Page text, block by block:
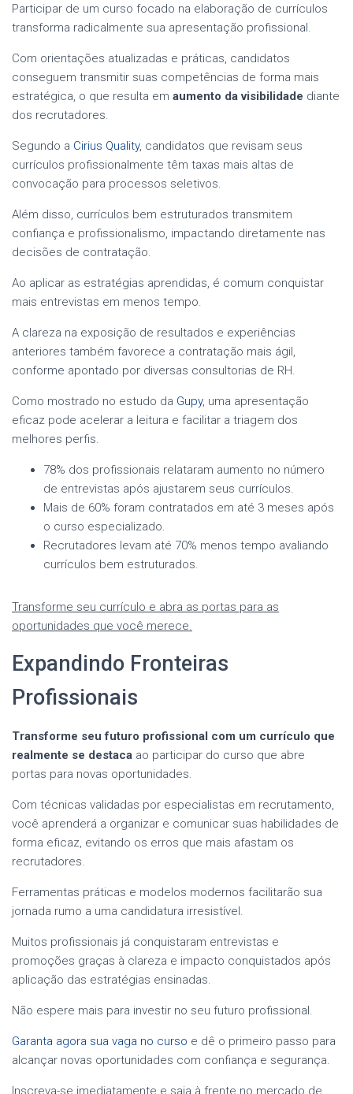
Participar de um curso focado na elaboração de currículos
transforma radicalmente sua apresentação profissional.
Com orientações atualizadas e práticas, candidatos
conseguem transmitir suas competências de forma mais
estratégica, o que resulta em aumento da visibilidade diante
dos recrutadores.
Segundo a Cirius Quality, candidatos que revisam seus
currículos profissionalmente têm taxas mais altas de
convocação para processos seletivos.
Além disso, currículos bem estruturados transmitem
confiança e profissionalismo, impactando diretamente nas
decisões de contratação.
Ao aplicar as estratégias aprendidas, é comum conquistar
mais entrevistas em menos tempo.
A clareza na exposição de resultados e experiências
anteriores também favorece a contratação mais ágil,
conforme apontado por diversas consultorias de RH.
Como mostrado no estudo da Gupy, uma apresentação
eficaz pode acelerar a leitura e facilitar a triagem dos
melhores perfis.
78% dos profissionais relataram aumento no número
de entrevistas após ajustarem seus currículos.
Mais de 60% foram contratados em até 3 meses após
o curso especializado.
Recrutadores levam até 70% menos tempo avaliando
currículos bem estruturados.
Transforme seu currículo e abra as portas para as
oportunidades que você merece.
Expandindo Fronteiras
Profissionais
Transforme seu futuro profissional com um currículo que
realmente se destaca ao participar do curso que abre
portas para novas oportunidades.
Com técnicas validadas por especialistas em recrutamento,
você aprenderá a organizar e comunicar suas habilidades de
forma eficaz, evitando os erros que mais afastam os
recrutadores.
Ferramentas práticas e modelos modernos facilitarão sua
jornada rumo a uma candidatura irresistível.
Muitos profissionais já conquistaram entrevistas e
promoções graças à clareza e impacto conquistados após
aplicação das estratégias ensinadas.
Não espere mais para investir no seu futuro profissional.
Garanta agora sua vaga no curso e dê o primeiro passo para
alcançar novas oportunidades com confiança e segurança.
Inscreva-se imediatamente e saia à frente no mercado de